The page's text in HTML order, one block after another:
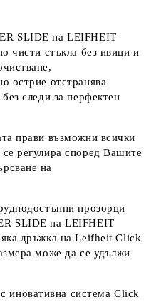
SLIDE на LEIFHEIT
чисти стъкла без ивици и
острие отстранява
следи за перфектен
прави възможни всички
регулира според Вашите
на
прозорци
SLIDE на LEIFHEIT
дръжка на Leifheit Click
може да се удължи
система Click